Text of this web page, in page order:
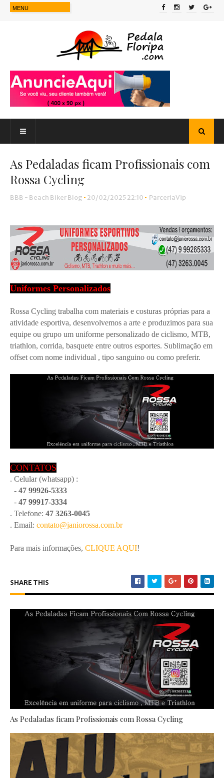
As Pedaladas ficam Profissionais com
Rossa Cycling
BBB - Beach Biker Blog • 20/02/2025 22:10 • ParceriaVip
Uniformes Personalizados
Rossa Cycling trabalha com materiais e costuras próprias para a
atividade esportiva, desenvolvemos a arte e produzimos para sua
equipe ou grupo um uniforme personalizado de ciclismo, MTB,
triathlon, corrida, basquete entre outros esportes. Sublimação em
offset com nome individual , tipo sanguino ou como preferir.
CONTATOS
. Celular (whatsapp) :
- 47 99926-5333
- 47 99917-3334
. Telefone: 47 3263-0045
. Email: contato@janiorossa.com.br
Para mais informações, CLIQUE AQUI!
SHARE THIS
As Pedaladas ficam Profissionais com Rossa Cycling